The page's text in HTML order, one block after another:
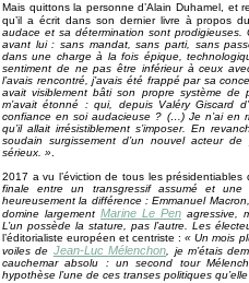
Mais quittons la personne d’Alain Duhamel, et
qu’il a écrit dans son dernier livre à propos
audace et sa détermination sont
avant lui : sans mandat, sans parti, sans
dans une charge à la fois épique,
sentiment de ne pas être inférieur à ceux
l’avais rencontré, j’avais été frappé par sa
avait visiblement bâti son propre système
m’avait étonné : qui, depuis Valéry Giscard
confiance en soi audacieuse ? (…) Je n’ai en
qu’il allait irrésistiblement s’imposer. En
soudain surgissement d’un nouvel acteur
sérieux. ».
2017 a vu l’éviction de tous les
finale entre un transgressif assumé et
heureusement la différence : Emmanuel
domine largement Marine Le Pen agressive,
L’un possède la stature, pas l’autre. Les
l’éditorialiste européen et centriste :« Un mois
voiles de Jean-Luc Mélenchon, je m’étais
cauchemar absolu : un second tour
hypothèse l’une de ces transes politiques